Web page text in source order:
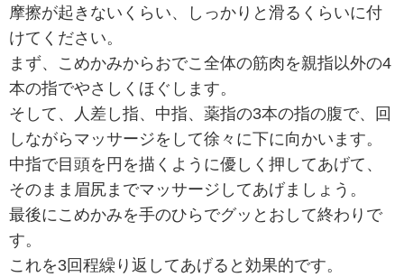
摩擦が起きないくらい、しっかりと滑るくらいに付
けてください。
まず、こめかみからおでこ全体の筋肉を親指以外の4
本の指でやさしくほぐします。
そして、人差し指、中指、薬指の3本の指の腹で、回
しながらマッサージをして徐々に下に向かいます。
中指で目頭を円を描くように優しく押してあげて、
そのまま眉尻までマッサージしてあげましょう。
最後にこめかみを手のひらでグッとおして終わりで
す。
これを3回程繰り返してあげると効果的です。